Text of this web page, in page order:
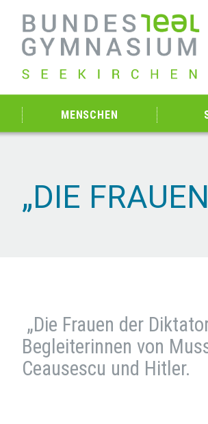
MENSCHEN
„DIE
„Die Frauen der
Begleiterinnen von
Ceausescu und Hitler.